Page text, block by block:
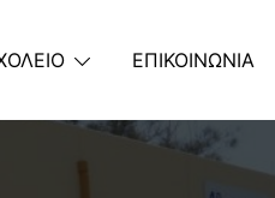
ΕΠΙΚΟΙΝΩΝΙΑ